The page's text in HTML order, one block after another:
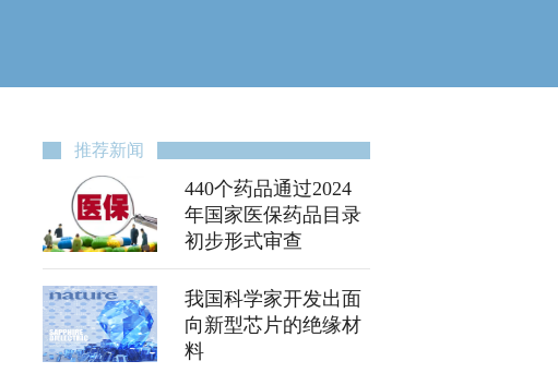
推荐新闻
440个药品通过2024
年国家医保药品目录
初步形式审查
我国科学家开发出面
向新型芯片的绝缘材
料